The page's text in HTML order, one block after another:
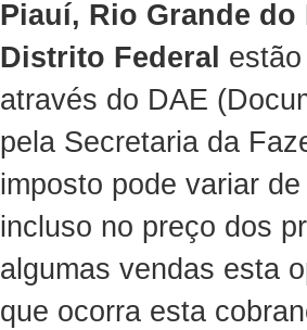
Piauí, Rio Grande
Distrito Federal
através do DAE
pela Secretaria da
imposto pode variar
incluso no preço dos
algumas vendas esta
que ocorra esta